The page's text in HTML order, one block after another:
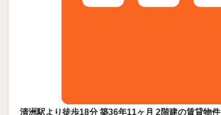
清洲駅より徒歩18分 築36年11ヶ月 2階建の賃貸物件